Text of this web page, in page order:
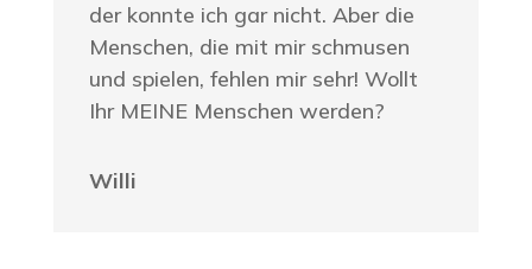
der konnte ich gar nicht. Aber die
Menschen, die mit mir schmusen
und spielen, fehlen mir sehr! Wollt
Ihr MEINE Menschen werden?
Willi